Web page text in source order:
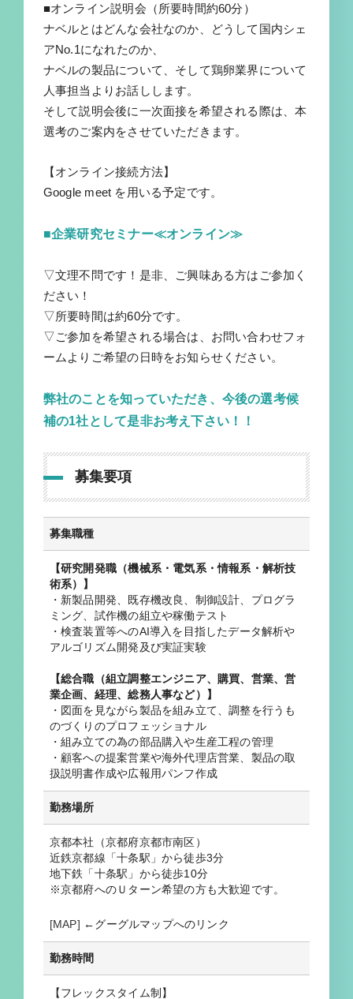
■オンライン説明会（所要時間約60分）
ナベルとはどんな会社なのか、どうして国内シェ
アNo.1になれたのか、
ナベルの製品について、そして鶏卵業界について
人事担当よりお話しします。
そして説明会後に一次面接を希望される際は、本
選考のご案内をさせていただきます。
【オンライン接続方法】
Google meet を用いる予定です。
■企業研究セミナー≪オンライン≫
▽文理不問です！是非、ご興味ある方はご参加く
ださい！
▽所要時間は約60分です。
▽ご参加を希望される場合は、お問い合わせフォ
ームよりご希望の日時をお知らせください。
弊社のことを知っていただき、今後の選考候
補の1社として是非お考え下さい！！
募集要項
募集職種
【研究開発職（機械系・電気系・情報系・解析技
術系）】
・新製品開発、既存機改良、制御設計、プログラ
ミング、試作機の組立や稼働テスト
・検査装置等へのAI導入を目指したデータ解析や
アルゴリズム開発及び実証実験
【総合職（組立調整エンジニア、購買、営業、営
業企画、経理、総務人事など）】
・図面を見ながら製品を組み立て、調整を行うも
のづくりのプロフェッショナル
・組み立ての為の部品購入や生産工程の管理
・顧客への提案営業や海外代理店営業、製品の取
扱説明書作成や広報用パンフ作成
勤務場所
京都本社（京都府京都市南区）
近鉄京都線「十条駅」から徒歩3分
地下鉄「十条駅」から徒歩10分
※京都府へのＵターン希望の方も大歓迎です。
[MAP] ←グーグルマップへのリンク
勤務時間
【フレックスタイム制】